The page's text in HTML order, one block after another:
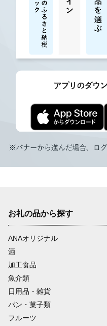
お礼の品から探す
ANAオリジナル
酒
加工食品
魚介類
日用品・雑貨
パン・菓子類
フルーツ